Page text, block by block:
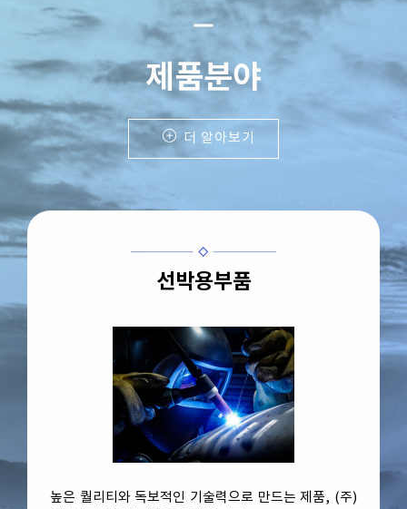
remove
제품분야
더 알아보기
선박용부품
높은 퀄리티와 독보적인 기술력으로 만드는 제품, (주)